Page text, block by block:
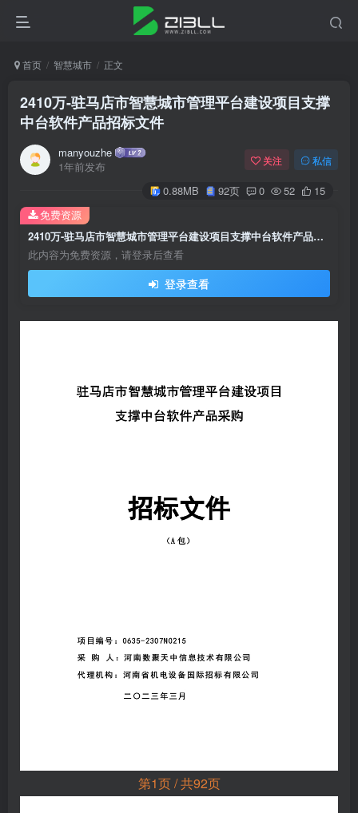
首页 智慧城市 正文
2410万-驻马店市智慧城市管理平台建设项目支撑
中台软件产品招标文件
manyouzhe
1年前发布
关注 私信
0.88MB 92页 0 52 15
2410万-驻马店市智慧城市管理平台建设项目支撑中台软件产品招标文件
此内容为免费资源，请登录后查看
登录查看
免费资源
第1页 / 共92页